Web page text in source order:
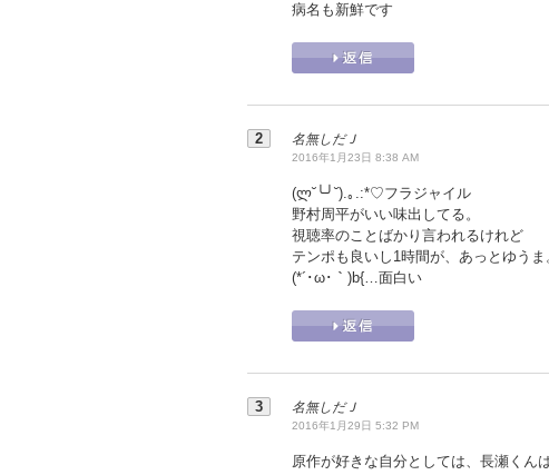
病名も新鮮です
名無しだＪ
2016年1月23日 8:38 AM
(ლ˘╰╯˘).｡.:*♡フラジャイル
野村周平がいい味出してる。
視聴率のことばかり言われるけれど
テンポも良いし1時間が、あっとゆうま
(*´･ω･｀)b{…面白い
名無しだＪ
2016年1月29日 5:32 PM
原作が好きな自分としては、長瀬くん